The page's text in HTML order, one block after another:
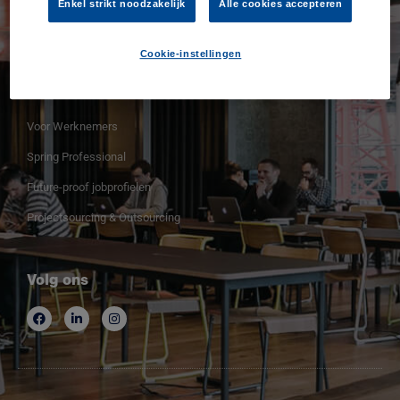
Contacteer ons
Voor Werknemers
Spring Professional
Future-proof jobprofielen
Projectsourcing & Outsourcing
Volg ons
Enkel strikt noodzakelijk Alle cookies accepteren
Cookie-instellingen